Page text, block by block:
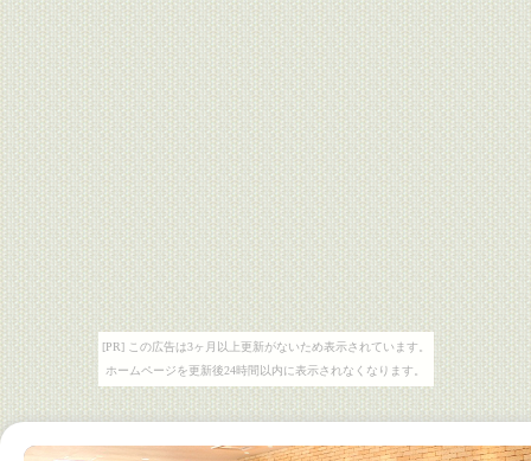
[PR] この広告は3ヶ月以上更新がないため表示されています。
ホームページを更新後24時間以内に表示されなくなります。